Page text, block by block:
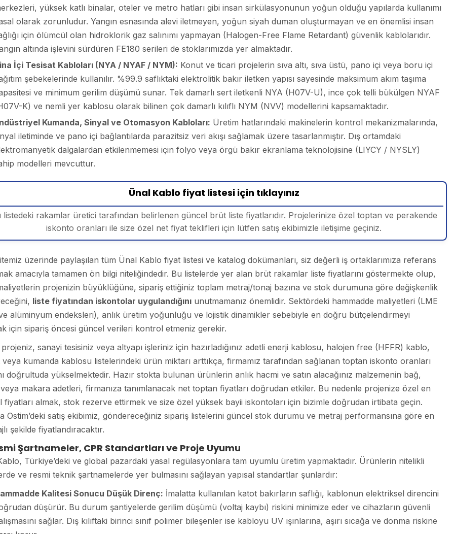
yüksek katlı binalar, oteler ve metro hatları gibi insan sirkülasyonunun yoğun olduğu yapılarda kullanımı
olarak zorunludur. Yangın esnasında alevi iletmeyen, yoğun siyah duman oluşturmayan ve en önemlisi insan
için ölümcül olan hidroklorik gaz salınımı yapmayan (Halogen-Free Flame Retardant) güvenlik kablolarıdır.
altında işlevini sürdüren FE180 serileri de stoklarımızda yer almaktadır.
İçi Tesisat Kabloları (NYA / NYAF / NYM): Konut ve ticari projelerin sıva altı, sıva üstü, pano içi veya boru içi
şebekelerinde kullanılır. %99.9 saflıktaki elektrolitik bakır iletken yapısı sayesinde maksimum akım taşıma
ve minimum gerilim düşümü sunar. Tek damarlı sert iletkenli NYA (H07V-U), ince çok telli bükülgen NYAF
K) ve nemli yer kablosu olarak bilinen çok damarlı kılıflı NYM (NVV) modellerini kapsamaktadır.
Kumanda, Sinyal ve Otomasyon Kabloları: Üretim hatlarındaki makinelerin kontrol mekanizmalarında,
iletiminde ve pano içi bağlantılarda parazitsiz veri akışı sağlamak üzere tasarlanmıştır. Dış ortamdaki
dalgalardan etkilenmemesi için folyo veya örgü bakır ekranlama teknolojisine (LIYCY / NYSLY)
modelleri mevcuttur.
Ünal Kablo fiyat listesi için tıklayınız
listedeki rakamlar üretici tarafından belirlenen güncel brüt liste fiyatlarıdır. Projelerinize özel toptan ve perakende
iskonto oranları ile size özel net fiyat teklifleri için lütfen satış ekibimizle iletişime geçiniz.
üzerinde paylaşılan tüm Ünal Kablo fiyat listesi ve katalog dokümanları, siz değerli iş ortaklarımıza referans
amacıyla tamamen ön bilgi niteliğindedir. Bu listelerde yer alan brüt rakamlar liste fiyatlarını göstermekte olup,
projenizin büyüklüğüne, sipariş ettiğiniz toplam metraj/tonaj bazına ve stok durumuna göre değişkenlik
liste fiyatından iskontolar uygulandığınıunutmamanız önemlidir. Sektördeki hammadde maliyetleri (LME
alüminyum endeksleri), anlık üretim yoğunluğu ve lojistik dinamikler sebebiyle en doğru bütçelendirmeyi
için sipariş öncesi güncel verileri kontrol etmeniz gerekir.
sanayi tesisiniz veya altyapı işleriniz için hazırladığınız adetli enerji kablosu, halojen free (HFFR) kablo,
veya kumanda kablosu listelerindeki ürün miktarı arttıkça, firmamız tarafından sağlanan toptan iskonto oranları
doğrultuda yükselmektedir. Hazır stokta bulunan ürünlerin anlık hacmi ve satın alacağınız malzemenin bağ,
makara adetleri, firmanıza tanımlanacak net toptan fiyatları doğrudan etkiler. Bu nedenle projenize özel en
fiyatları almak, stok rezerve ettirmek ve size özel yüksek bayii iskontoları için bizimle doğrudan irtibata geçin.
Ostim’deki satış ekibimiz, göndereceğiniz sipariş listelerini güncel stok durumu ve metraj performansına göre en
şekilde fiyatlandıracaktır.
Şartnameler, CPR Standartları ve Proje Uyumu
Türkiye’deki ve global pazardaki yasal regülasyonlara tam uyumlu üretim yapmaktadır. Ürünlerin nitelikli
ve resmi teknik şartnamelerde yer bulmasını sağlayan yapısal standartlar şunlardır:
Kalitesi Sonucu Düşük Direnç: İmalatta kullanılan katot bakırların saflığı, kablonun elektriksel direncini
düşürür. Bu durum şantiyelerde gerilim düşümü (voltaj kaybı) riskini minimize eder ve cihazların güvenli
sağlar. Dış kılıftaki birinci sınıf polimer bileşenler ise kabloyu UV ışınlarına, aşırı sıcağa ve donma riskine